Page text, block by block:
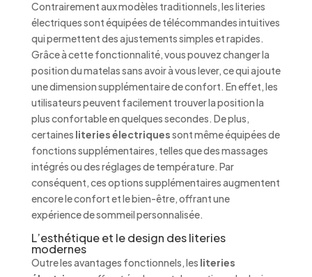
Contrairement aux modèles traditionnels, les literies
électriques sont équipées de télécommandes intuitives
qui permettent des ajustements simples et rapides.
Grâce à cette fonctionnalité, vous pouvez changer la
position du matelas sans avoir à vous lever, ce qui ajoute
une dimension supplémentaire de confort. En effet, les
utilisateurs peuvent facilement trouver la position la
plus confortable en quelques secondes. De plus,
certaines literies électriquessont même équipées de
fonctions supplémentaires, telles que des massages
intégrés ou des réglages de température. Par
conséquent, ces options supplémentaires augmentent
encore le confort et le bien-être, offrant une
expérience de sommeil personnalisée.
L’esthétique et le design des literies
modernes
Outre les avantages fonctionnels, les literies